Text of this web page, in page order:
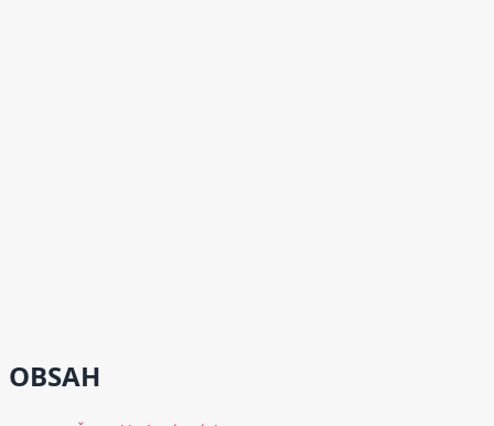
OBSAH